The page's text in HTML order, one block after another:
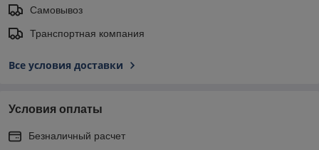
Самовывоз
Транспортная компания
Все условия доставки
Условия оплаты
Безналичный расчет